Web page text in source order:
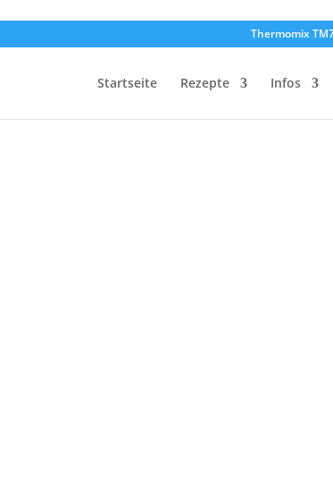
Thermomix
Startseite Rezepte Infos